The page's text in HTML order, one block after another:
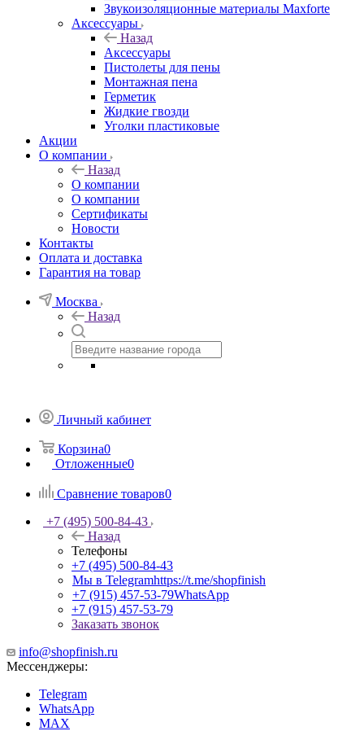
Звукоизоляционные материалы Maxforte
Аксессуары
Назад
Аксессуары
Пистолеты для пены
Монтажная пена
Герметик
Жидкие гвозди
Уголки пластиковые
Акции
О компании
Назад
О компании
О компании
Сертификаты
Новости
Контакты
Оплата и доставка
Гарантия на товар
Москва
Назад
Личный кабинет
Корзина0
Отложенные0
Сравнение товаров0
+7 (495) 500-84-43
Назад
Телефоны
+7 (495) 500-84-43
Мы в Telegramhttps://t.me/shopfinish
+7 (915) 457-53-79WhatsApp
+7 (915) 457-53-79
Заказать звонок
info@shopfinish.ru
Мессенджеры:
Telegram
WhatsApp
MAX